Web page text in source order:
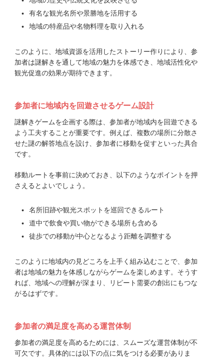
有名な観光名所や景勝地を活用する
地域の特産品や名物料理を取り入れる
このように、地域資源を活用したストーリー作りにより、参
加者は謎解きを通して地域の魅力を体感でき、地域活性化や
観光促進の効果が期待できます。
参加者に地域内を回遊させるゲーム設計
謎解きゲームを企画する際は、参加者が地域内を回遊できる
よう工夫することが重要です。例えば、複数の場所に分散さ
せた謎の解答地点を設け、参加者に移動を促すといった具合
です。
移動ルートを事前に決めておき、以下のようなポイントを押
さえるとよいでしょう。
名所旧跡や観光スポットを巡回できるルート
道中で飲食や買い物ができる場所も含める
徒歩での移動が中心となるよう距離を調整する
このように地域内の見どころを上手く組み込むことで、参加
者は地域の魅力を体感しながらゲームを楽しめます。そうす
れば、地域への理解が深まり、リピート需要の創出にもつな
がるはずです。
参加者の満足度を高める運営体制
参加者の満足度を高めるためには、スムーズな運営体制が不
可欠です。具体的には以下の点に気をつける必要がありま